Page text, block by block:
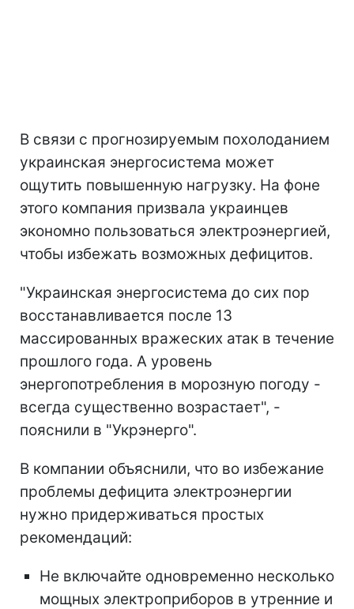
В связи с прогнозируемым похолоданием
украинская энергосистема может
ощутить повышенную нагрузку. На фоне
этого компания призвала украинцев
экономно пользоваться электроэнергией,
чтобы избежать возможных дефицитов.
"Украинская энергосистема до сих пор
восстанавливается после 13
массированных вражеских атак в течение
прошлого года. А уровень
энергопотребления в морозную погоду -
всегда существенно возрастает", -
пояснили в "Укрэнерго".
В компании объяснили, что во избежание
проблемы дефицита электроэнергии
нужно придерживаться простых
рекомендаций:
Не включайте одновременно несколько
мощных электроприборов в утренние и